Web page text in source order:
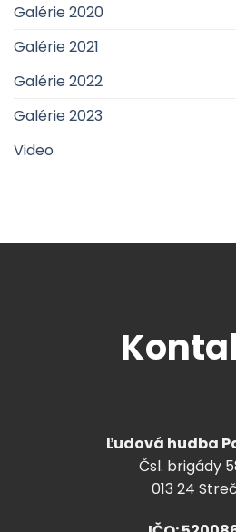
Galérie 2020
Galérie 2021
Galérie 2022
Galérie 2023
Video
Ľudová hudba
Čsl. brigády
013 24